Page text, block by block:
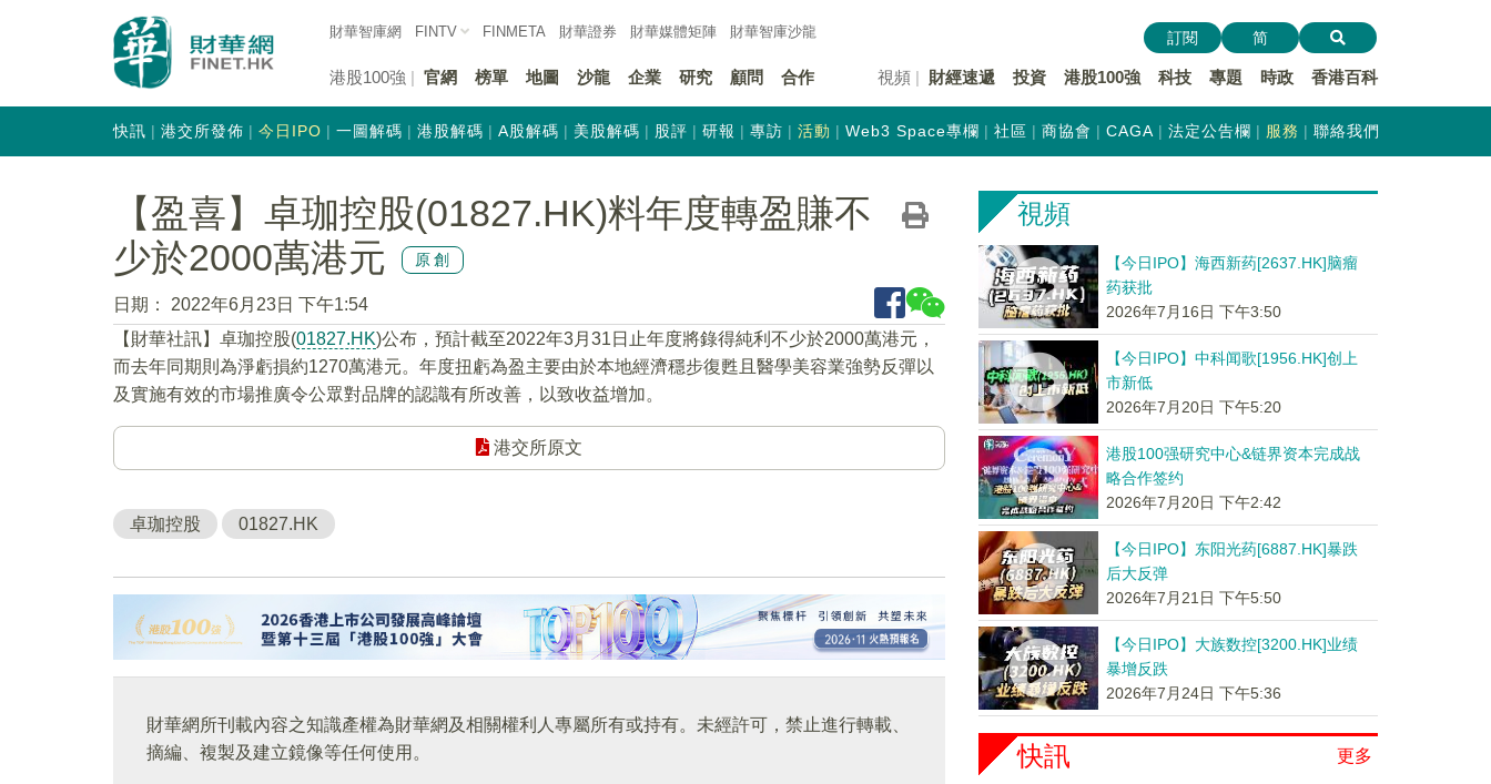
財華智庫網 FINTV FINMETA 財華證券 財華媒體矩陣 財華智庫沙龍
港股100強 官網 榜單 地圖 沙龍 企業 研究 顧問 合作 視頻 財經速遞 投資 港股100強 科技 專題 時政 香港百科
訂閱 简
快訊 港交所發佈 今日IPO 一圖解碼 港股解碼 A股解碼 美股解碼 股評 研報 專訪 活動 Web3 Space專欄 社區 商協會 CAGA 法定公告欄 服務 聯絡我們
【盈喜】卓珈控股(01827.HK)料年度轉盈賺不
少於2000萬港元
原創
日期：
2022年6月23日 下午1:54
【財華社訊】卓珈控股(01827.HK)公布，預計截至2022年3月31日止年度將錄得純利不少於2000萬港元，
而去年同期則為淨虧損約1270萬港元。年度扭虧為盈主要由於本地經濟穩步復甦且醫學美容業強勢反彈以
及實施有效的市場推廣令公眾對品牌的認識有所改善，以致收益增加。
港交所原文
卓珈控股 01827.HK
財華網所刊載內容之知識產權為財華網及相關權利人專屬所有或持有。未經許可，禁止進行轉載、
摘編、複製及建立鏡像等任何使用。
視頻
【今日IPO】海西新药[2637.HK]脑瘤
药获批
2026年7月16日 下午3:50
【今日IPO】中科闻歌[1956.HK]创上
市新低
2026年7月20日 下午5:20
港股100强研究中心&链界资本完成战
略合作签约
2026年7月20日 下午2:42
【今日IPO】东阳光药[6887.HK]暴跌
后大反弹
2026年7月21日 下午5:50
【今日IPO】大族数控[3200.HK]业绩
暴增反跌
2026年7月24日 下午5:36
更多
快訊